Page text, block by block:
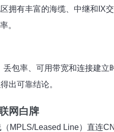
拥有丰富的海缆、中继和IX
。
包率、可用带宽和连接建
出可靠结论。
网白牌
MPLS/Leased Line）直连